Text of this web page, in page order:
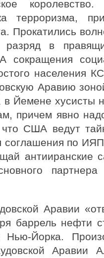
терроризма,
Прокатились
разряд в
сокращения
населения
Аравию
в Йемене хусисты
причем явно
что США ведут
соглашения по
антииранские
Аравии
баррель нефти
Йорка.
Аравии